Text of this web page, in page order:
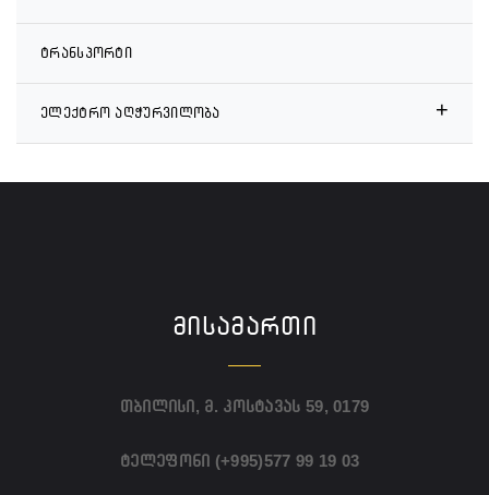
ტრანსპორტი
ელექტრო აღჭურვილობა +
ᲛᲘᲡᲐᲛᲐᲠᲗᲘ
თბილისი, მ. კოსტავას 59, 0179
ტელეფონი (+995)577 99 19 03